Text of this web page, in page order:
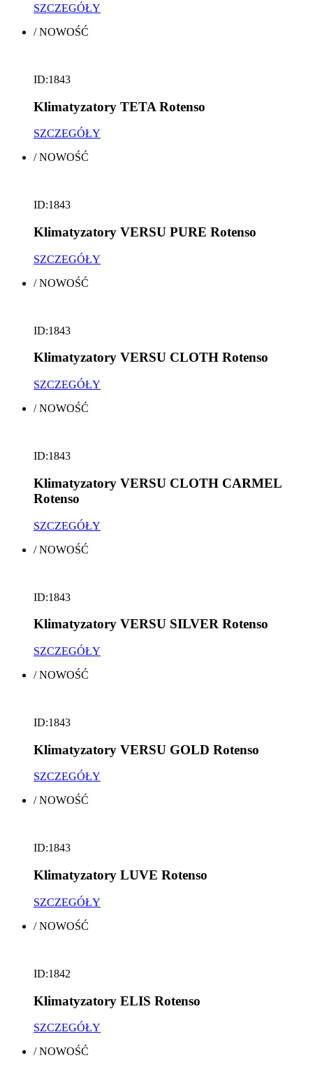
SZCZEGÓŁY
/NOWOŚĆ
ID:1843
Klimatyzatory TETA Rotenso
SZCZEGÓŁY
/NOWOŚĆ
ID:1843
Klimatyzatory VERSU PURE Rotenso
SZCZEGÓŁY
/NOWOŚĆ
ID:1843
Klimatyzatory VERSU CLOTH Rotenso
SZCZEGÓŁY
/NOWOŚĆ
ID:1843
Klimatyzatory VERSU CLOTH CARMEL
Rotenso
SZCZEGÓŁY
/NOWOŚĆ
ID:1843
Klimatyzatory VERSU SILVER Rotenso
SZCZEGÓŁY
/NOWOŚĆ
ID:1843
Klimatyzatory VERSU GOLD Rotenso
SZCZEGÓŁY
/NOWOŚĆ
ID:1843
Klimatyzatory LUVE Rotenso
SZCZEGÓŁY
/NOWOŚĆ
ID:1842
Klimatyzatory ELIS Rotenso
SZCZEGÓŁY
/NOWOŚĆ